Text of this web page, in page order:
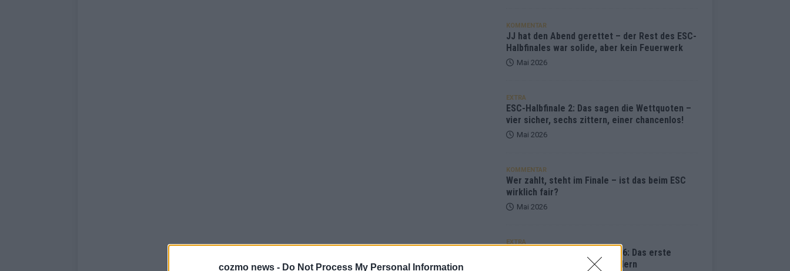
cozmo news - Do Not Process My Personal Information
KOMMENTAR
JJ hat den Abend gerettet – der Rest des ESC-
Halbfinales war solide, aber kein Feuerwerk
Mai 2026
EXTRA
ESC-Halbfinale 2: Das sagen die Wettquoten –
vier sicher, sechs zittern, einer chancenlos!
Mai 2026
KOMMENTAR
Wer zahlt, steht im Finale – ist das beim ESC
wirklich fair?
Mai 2026
EXTRA
Eurovision Song Contest 2026: Das erste
Halbfinale – der Abend in Bildern